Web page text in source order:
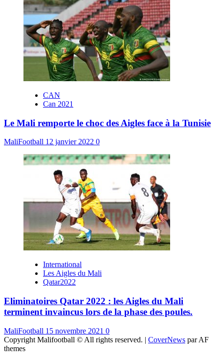
CAN
Can 2021
Le Mali remporte le choc des Aigles face à la Tunisie
MaliFootball 12 janvier 2022 0
International
Les Aigles du Mali
Qatar2022
Eliminatoires Qatar 2022 : les Aigles du Mali
terminent invaincus lors de la phase des poules.
MaliFootball 15 novembre 2021 0
Copyright Malifootball © All rights reserved. | CoverNews par AF
themes